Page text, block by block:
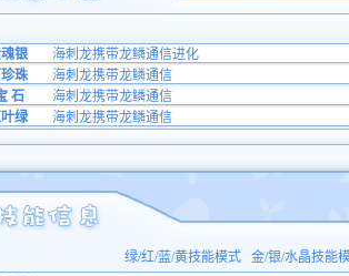
银
海刺龙携带龙鳞通信进化
珠
海刺龙携带龙鳞通信
石
海刺龙携带龙鳞通信
绿
海刺龙携带龙鳞通信
绿/红/蓝/黄技能模式 金/银/水晶技能